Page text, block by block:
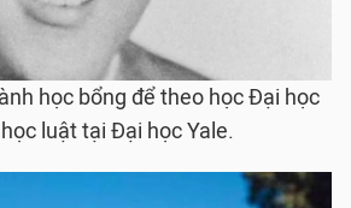
học bổng để theo học Đại học
luật tại Đại học Yale.